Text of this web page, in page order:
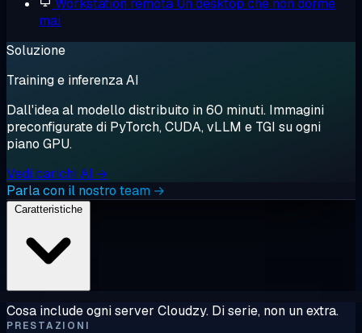
Workstation remota Un desktop che non dorme
mai
Soluzione
Training e inferenza AI
Dall'idea al modello distribuito in 60 minuti. Immagini
preconfigurate di PyTorch, CUDA, vLLM e TGI su ogni
piano GPU.
Vedi carichi AI →
Parla con il nostro team →
Cosa include ogni server Cloudzy. Di serie, non un extra.
PRESTAZIONI